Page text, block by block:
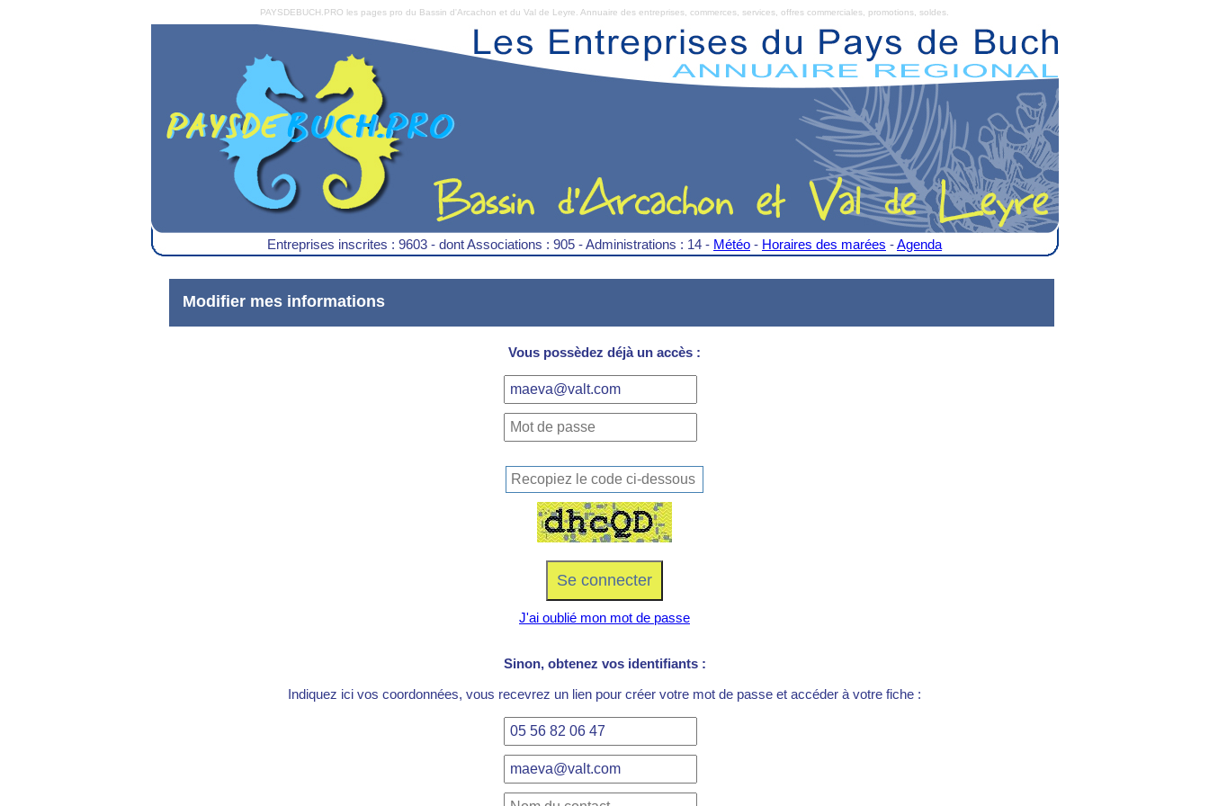
PAYSDEBUCH.PRO les pages pro du Bassin d'Arcachon et du Val de Leyre. Annuaire des entreprises, commerces, services, offres commerciales, promotions, soldes.
Entreprises inscrites : 9603 - dont Associations : 905 - Administrations : 14 - Météo - Horaires des marées -Agenda
Modifier mes informations
Vous possèdez déjà un accès :
J'ai oublié mon mot de passe
Sinon, obtenez vos identifiants :
Indiquez ici vos coordonnées, vous recevrez un lien pour créer votre mot de passe et accéder à votre fiche :